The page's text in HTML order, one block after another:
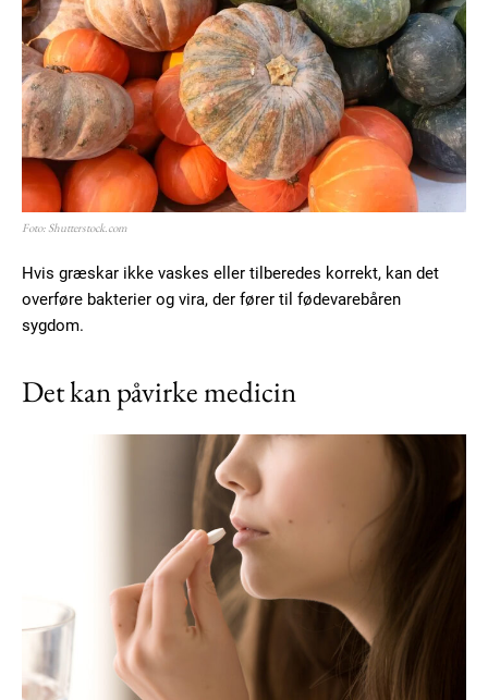
Foto: Shutterstock.com
Hvis græskar ikke vaskes eller tilberedes korrekt, kan det
overføre bakterier og vira, der fører til fødevarebåren
sygdom.
Det kan påvirke medicin